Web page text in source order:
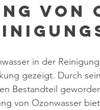
von
in der
gezeigt. Durch
Bestandteil
von Ozonwasser